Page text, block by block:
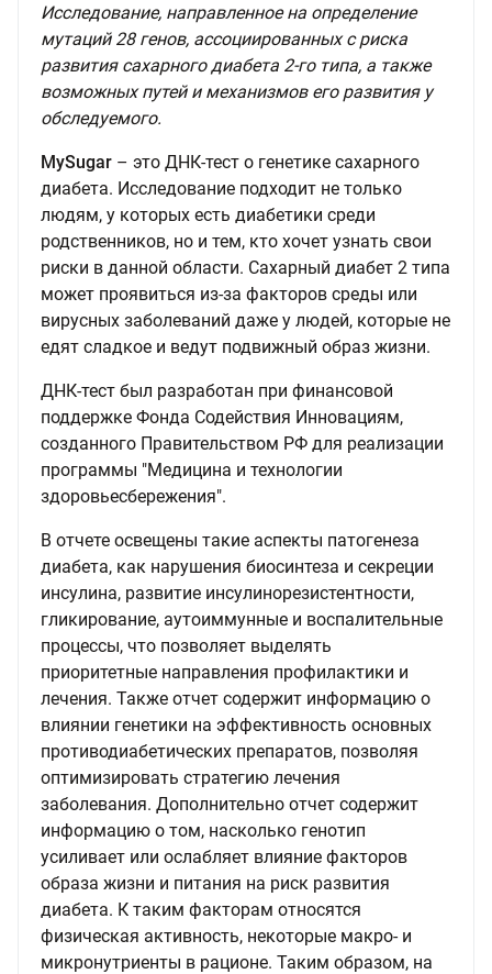
Исследование, направленное на определение
мутаций 28 генов, ассоциированных с риска
развития сахарного диабета 2-го типа, а также
возможных путей и механизмов его развития у
обследуемого.
MySugar – это ДНК-тест о генетике сахарного
диабета. Исследование подходит не только
людям, у которых есть диабетики среди
родственников, но и тем, кто хочет узнать свои
риски в данной области. Сахарный диабет 2 типа
может проявиться из-за факторов среды или
вирусных заболеваний даже у людей, которые не
едят сладкое и ведут подвижный образ жизни.
ДНК-тест был разработан при финансовой
поддержке Фонда Содействия Инновациям,
созданного Правительством РФ для реализации
программы "Медицина и технологии
здоровьесбережения".
В отчете освещены такие аспекты патогенеза
диабета, как нарушения биосинтеза и секреции
инсулина, развитие инсулинорезистентности,
гликирование, аутоиммунные и воспалительные
процессы, что позволяет выделять
приоритетные направления профилактики и
лечения. Также отчет содержит информацию о
влиянии генетики на эффективность основных
противодиабетических препаратов, позволяя
оптимизировать стратегию лечения
заболевания. Дополнительно отчет содержит
информацию о том, насколько генотип
усиливает или ослабляет влияние факторов
образа жизни и питания на риск развития
диабета. К таким факторам относятся
физическая активность, некоторые макро- и
микронутриенты в рационе. Таким образом, на